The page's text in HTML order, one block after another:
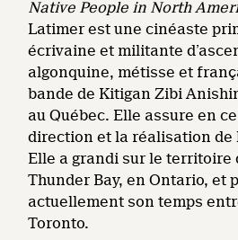
Native People in North
Latimer est une cinéaste
écrivaine et militante
algonquine, métisse et
bande de Kitigan Zibi
au Québec. Elle assure en
direction et la réalisation de
Elle a grandi sur le territoire
Thunder Bay, en Ontario, et
actuellement son temps
Toronto.